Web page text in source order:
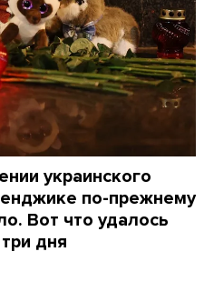
украинского
по-прежнему
Вот что удалось
дня